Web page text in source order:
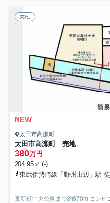
売地
NEW
太田市高瀬町
太田市高瀬町 売地
380万円
204.95㎡ (-)
東武伊勢崎線「野州山辺」駅
東新町中央公園まで約870m コンビ